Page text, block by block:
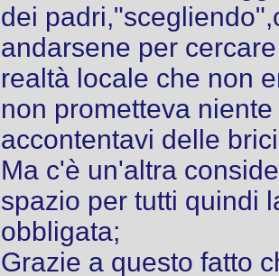
dei
andarsene per
realtà locale che non
non prometteva
accontentavi delle
Ma c'è un'altra
spazio per tutti quindi
obbligata;
Grazie a questo fatto